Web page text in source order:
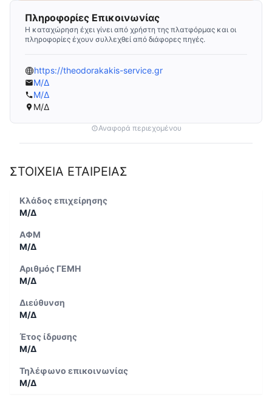
Πληροφορίες Επικοινωνίας
Η καταχώρηση έχει γίνει από χρήστη της πλατφόρμας και οι
πληροφορίες έχουν συλλεχθεί από διάφορες πηγές.
https://theodorakakis-service.gr
Μ/Δ
Μ/Δ
Μ/Δ
Αναφορά περιεχομένου
ΣΤΟΙΧΕΙΑ ΕΤΑΙΡΕΙΑΣ
Κλάδος επιχείρησης
Μ/Δ
ΑΦΜ
Μ/Δ
Αριθμός ΓΕΜΗ
Μ/Δ
Διεύθυνση
Μ/Δ
Έτος ίδρυσης
Μ/Δ
Τηλέφωνο επικοινωνίας
Μ/Δ